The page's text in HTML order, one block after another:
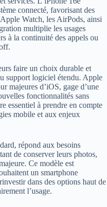
connecté, favorisant des
Watch, les AirPods, ainsi
multiplie les usages
à la continuité des appels ou
faire un choix durable et
support logiciel étendu. Apple
majeures d’iOS, gage d’une
fonctionnalités sans
essentiel à prendre en compte
mobile et aux enjeux
répond aux besoins
de conserver leurs photos,
Ce modèle est
un smartphone
dans des options haut de
l’usage.